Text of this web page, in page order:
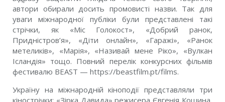
автори обирали досить промовисті назви. Так для
уваги міжнародної публіки були представлені такі
стрічки, як «Міс Голокост», «Добрий ранок,
Придністров’я», «Діти онлайн», «Гаражі», «Ранок
метеликів», «Марія», «Називай мене Ріко», «Вулкан
Ісландія» тощо. Повний перелік конкурсних фільмів
фестивалю BEAST — https://beastfilm.pt/films.
Україну на міжнародній кіноподії представляли три
кінострічки: «Зірка Давида» режисера Євгенія Кошина,